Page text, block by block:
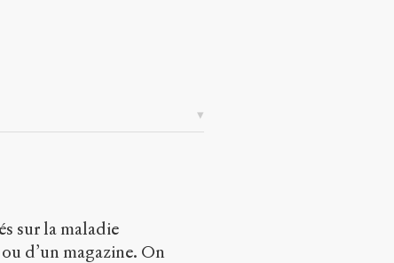
sur la maladie
d’un magazine. On